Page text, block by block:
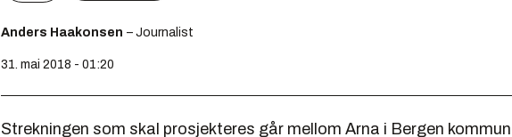
Anders Haakonsen – Journalist
31. mai 2018 - 01:20
Strekningen som skal prosjekteres går mellom Arna i Bergen